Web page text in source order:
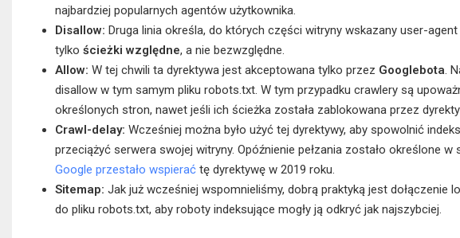
najbardziej popularnych agentów użytkownika.
Disallow: Druga linia określa, do których części witryny wskazany user-
tylko ścieżki względne, a nie bezwzględne.
Allow: W tej chwili ta dyrektywa jest akceptowana tylko przez Googlebota.
disallow w tym samym pliku robots.txt. W tym przypadku crawlery są
określonych stron, nawet jeśli ich ścieżka została zablokowana przez
Crawl-delay: Wcześniej można było użyć tej dyrektywy, aby spowolnić
przeciążyć serwera swojej witryny. Opóźnienie pełzania zostało określone w
Google przestało wspieraćtę dyrektywę w 2019 roku.
Sitemap: Jak już wcześniej wspomnieliśmy, dobrą praktyką jest dołączenie
do pliku robots.txt, aby roboty indeksujące mogły ją odkryć jak najszybciej.